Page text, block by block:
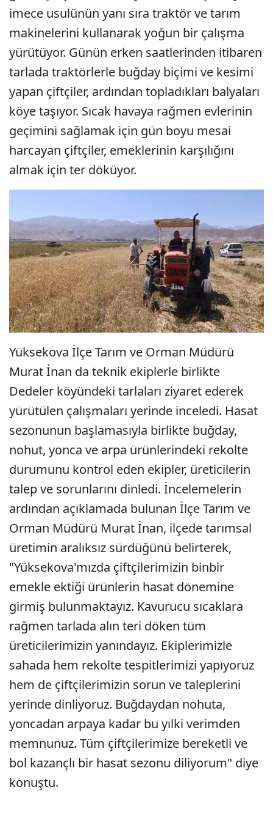
imece usulünün yanı sıra traktör ve tarım
makinelerini kullanarak yoğun bir çalışma
yürütüyor. Günün erken saatlerinden itibaren
tarlada traktörlerle buğday biçimi ve kesimi
yapan çiftçiler, ardından topladıkları balyaları
köye taşıyor. Sıcak havaya rağmen evlerinin
geçimini sağlamak için gün boyu mesai
harcayan çiftçiler, emeklerinin karşılığını
almak için ter döküyor.
Yüksekova İlçe Tarım ve Orman Müdürü
Murat İnan da teknik ekiplerle birlikte
Dedeler köyündeki tarlaları ziyaret ederek
yürütülen çalışmaları yerinde inceledi. Hasat
sezonunun başlamasıyla birlikte buğday,
nohut, yonca ve arpa ürünlerindeki rekolte
durumunu kontrol eden ekipler, üreticilerin
talep ve sorunlarını dinledi. İncelemelerin
ardından açıklamada bulunan İlçe Tarım ve
Orman Müdürü Murat İnan, ilçede tarımsal
üretimin aralıksız sürdüğünü belirterek,
"Yüksekova'mızda çiftçilerimizin binbir
emekle ektiği ürünlerin hasat dönemine
girmiş bulunmaktayız. Kavurucu sıcaklara
rağmen tarlada alın teri döken tüm
üreticilerimizin yanındayız. Ekiplerimizle
sahada hem rekolte tespitlerimizi yapıyoruz
hem de çiftçilerimizin sorun ve taleplerini
yerinde dinliyoruz. Buğdaydan nohuta,
yoncadan arpaya kadar bu yılki verimden
memnunuz. Tüm çiftçilerimize bereketli ve
bol kazançlı bir hasat sezonu diliyorum" diye
konuştu.